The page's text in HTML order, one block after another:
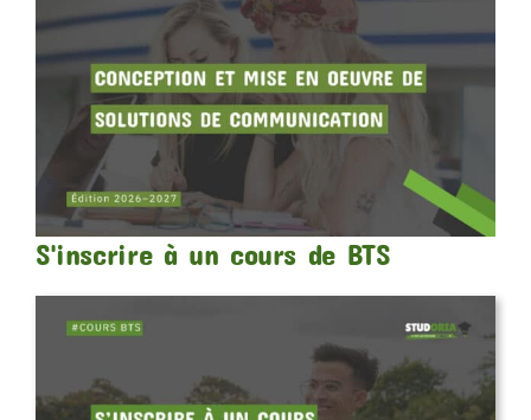
S'inscrire à un cours de BTS